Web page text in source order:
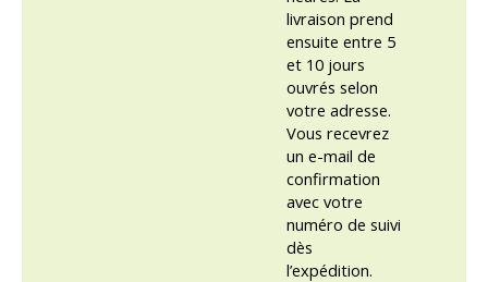
livraison prend
ensuite entre 5
et 10 jours
ouvrés selon
votre adresse.
Vous recevrez
un e-mail de
confirmation
avec votre
numéro de suivi
dès
l’expédition.